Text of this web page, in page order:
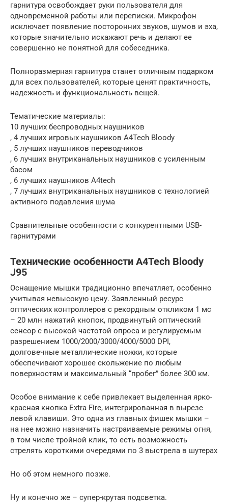
гарнитура освобождает руки пользователя для
одновременной работы или переписки. Микрофон
исключает появление посторонних звуков, шумов и эха,
которые значительно искажают речь и делают ее
совершенно не понятной для собеседника.
Полноразмерная гарнитура станет отличным подарком
для всех пользователей, которые ценят практичность,
надежность и функциональность вещей.
Тематические материалы:
10 лучших беспроводных наушников
, 4 лучших игровых наушников A4Tech Bloody
, 5 лучших наушников переводчиков
, 6 лучших внутриканальных наушников с усиленным
басом
, 6 лучших наушников A4tech
, 7 лучших внутриканальных наушников с технологией
активного подавления шума
Сравнительные особенности с конкурентными USB-
гарнитурами
Технические особенности A4Tech Bloody
J95
Оснащение мышки традиционно впечатляет, особенно
учитывая невысокую цену. Заявленный ресурс
оптических контроллеров с рекордным откликом 1 мс
– 20 млн нажатий кнопок, продвинутый оптический
сенсор с высокой частотой опроса и регулируемым
разрешением 1000/2000/3000/4000/5000 DPI,
долговечные металлические ножки, которые
обеспечивают хорошее скольжение по любым
поверхностям и максимальный “пробег” более 300 км.
Особое внимание к себе привлекает выделенная ярко-
красная кнопка Extra Fire, интегрированная в вырезе
левой клавиши. Это одна из главных фишек мышки –
на нее можно назначить настраиваемые режимы огня,
в том числе тройной клик, то есть возможность
стрелять короткими очередями по 3 выстрела в шутерах
Но об этом немного позже.
Ну и конечно же – супер-крутая подсветка.